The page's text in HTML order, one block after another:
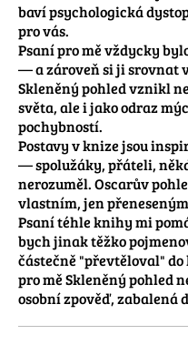
baví psychologická
pro vás.
Psaní pro mě vždycky
— a zároveň si ji srovnat
Skleněný pohled vznikl
světa, ale i jako odraz
pochybností.
Postavy v knize jsou
— spolužáky, přáteli,
nerozuměl. Oscarův
vlastním, jen
Psaní téhle knihy mi
bych jinak těžko
částečně "převtěloval"
pro mě Skleněný pohled
osobní zpověď, zabalená